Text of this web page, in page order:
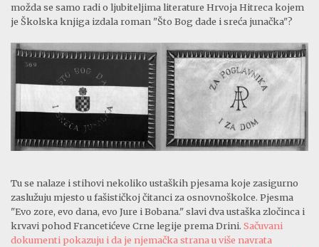
možda se samo radi o ljubiteljima literature Hrvoja Hitreca kojem
je Školska knjiga izdala roman "Što Bog dade i sreća junačka"?
Tu se nalaze i stihovi nekoliko ustaških pjesama koje zasigurno
zaslužuju mjesto u fašističkoj čitanci za osnovnoškolce. Pjesma
"Evo zore, evo dana, evo Jure i Bobana." slavi dva ustaška zločinca i
krvavi pohod Francetićeve Crne legije prema Drini. Sačuvani
dokumenti pokazuju i da je njemačka strana u više navrata